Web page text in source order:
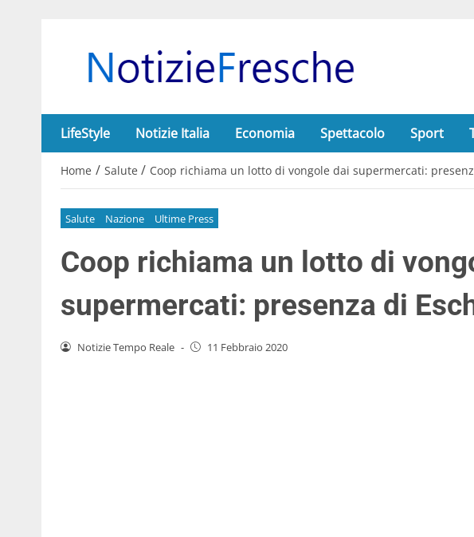
LifeStyle Notizie Italia Economia Spettacolo Sport
Home / Salute / Coop richiama un lotto di vongole dai supermercati:
Salute Nazione Ultime Press
Coop richiama un lotto di
supermercati: presenza di
Notizie Tempo Reale - 11 Febbraio 2020